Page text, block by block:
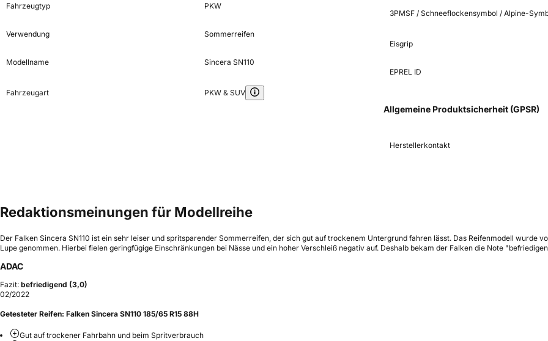
Fahrzeugtyp PKW
Verwendung Sommerreifen
Modellname Sincera SN110
Fahrzeugart PKW & SUV
3PMSF / Schneeflockensymbol / Alpine-
Eisgrip
EPREL ID
Allgemeine Produktsicherheit (GPSR)
Herstellerkontakt
Redaktionsmeinungen für Modellreihe
Der Falken Sincera SN110 ist ein sehr leiser und spritsparender Sommerreifen, der sich gut auf trockenem Untergrund fahren lässt. Das Reifenmodell wurde
Lupe genommen. Hierbei fielen geringfügige Einschränkungen bei Nässe und ein hoher Verschleiß negativ auf. Deshalb bekam der Falken die Note
ADAC
Fazit: befriedigend (3,0)
02/2022
Getesteter Reifen: Falken Sincera SN110 185/65 R15 88H
Gut auf trockener Fahrbahn und beim Spritverbrauch